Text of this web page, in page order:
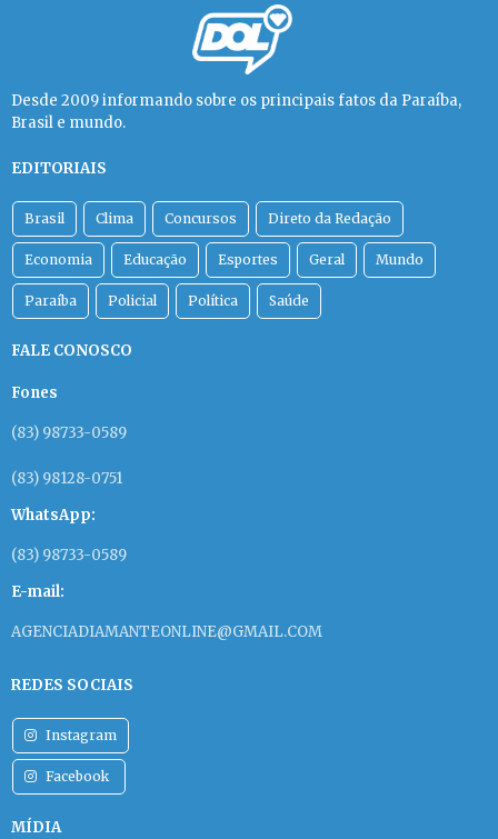
Desde 2009 informando sobre os principais fatos da Paraíba,
Brasil e mundo.
EDITORIAIS
Brasil Clima Concursos Direto da Redação
Economia Educação Esportes Geral Mundo
Paraíba Policial Política Saúde
FALE CONOSCO
Fones
(83) 98733-0589
(83) 98128-0751
WhatsApp:
(83) 98733-0589
E-mail:
AGENCIADIAMANTEONLINE@GMAIL.COM
REDES SOCIAIS
Instagram
Facebook
MÍDIA